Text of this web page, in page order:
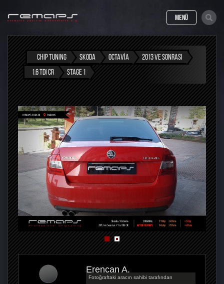
MENÜ
CHIP TUNING SKODA OCTAVIA
2013 VE SONRASI
1.6 TDI CR
STAGE 1
Erencan A.
Fotoğraftaki aracın sahibi tarafından